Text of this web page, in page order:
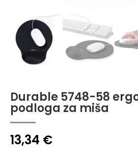
Durable 5748-58
podloga za miša
13,34 €